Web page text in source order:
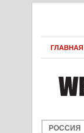
ГЛАВНАЯ
РОССИЯ